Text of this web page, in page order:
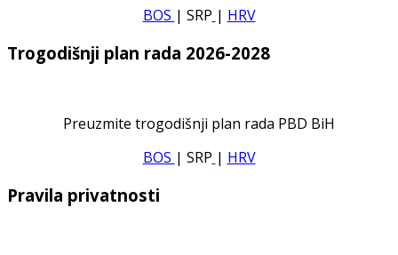
BOS | SRP | HRV
Trogodišnji plan rada 2026-2028
Preuzmite trogodišnji plan rada PBD BiH
BOS | SRP | HRV
Pravila privatnosti